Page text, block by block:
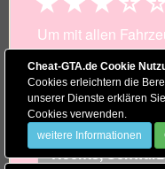
Cheat-GTA.de Cookie
Cookies erleichtern die
unserer Dienste erklären
Cookies verwenden.
weitere Informationen
Um mit allen
City fliegen zu
für den XBOX
Cheat Code
Rechts,